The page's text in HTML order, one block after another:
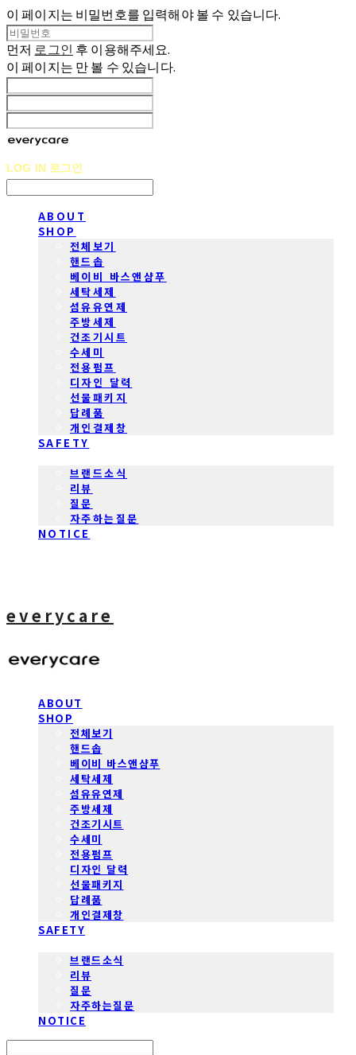
이 페이지는 비밀번호를 입력해야 볼 수 있습니다.
먼저 로그인 후 이용해주세요.
이 페이지는 만 볼 수 있습니다.
LOG IN 로그인
ABOUT
SHOP
전체보기
핸드솝
베이비 바스앤샴푸
세탁세제
섬유유연제
주방세제
건조기시트
수세미
전용펌프
디자인 달력
선물패키지
답례품
개인결제창
SAFETY
브랜드소식
리뷰
질문
자주하는질문
NOTICE
everycare
ABOUT
SHOP
전체보기
핸드솝
베이비 바스앤샴푸
세탁세제
섬유유연제
주방세제
건조기시트
수세미
전용펌프
디자인 달력
선물패키지
답례품
개인결제창
SAFETY
브랜드소식
리뷰
질문
자주하는질문
NOTICE